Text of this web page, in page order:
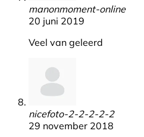
manonmoment-online
20 juni 2019
Veel van geleerd
nicefoto-2-2-2-2-2
29 november 2018